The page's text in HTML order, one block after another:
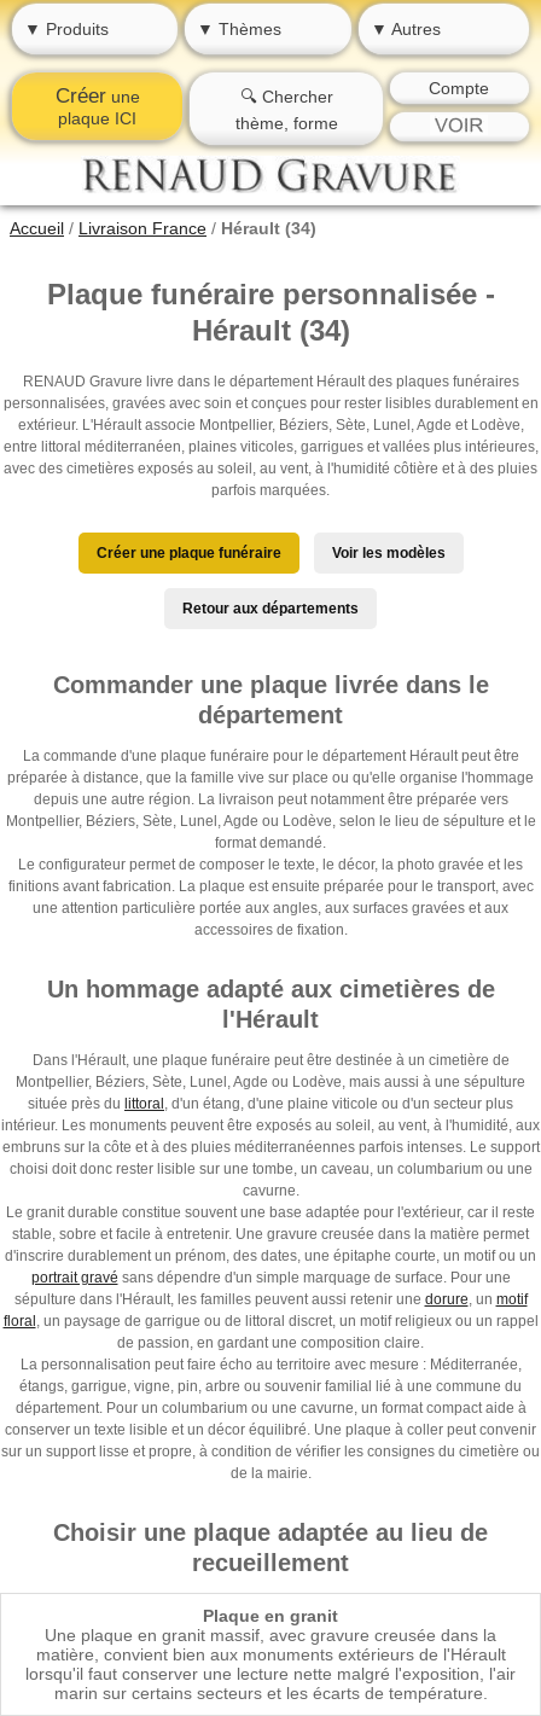
▼ Produits ▼ Thèmes ▼ Autres
Créerune
plaque ICI
🔍 Chercher
thème, forme
Compte
Accueil / Livraison France / Hérault (34)
Plaque funéraire personnalisée -
Hérault (34)
RENAUD Gravure livre dans le département Hérault des plaques funéraires
personnalisées, gravées avec soin et conçues pour rester lisibles durablement en
extérieur. L'Hérault associe Montpellier, Béziers, Sète, Lunel, Agde et Lodève,
entre littoral méditerranéen, plaines viticoles, garrigues et vallées plus intérieures,
avec des cimetières exposés au soleil, au vent, à l'humidité côtière et à des pluies
parfois marquées.
Créer une plaque funéraire Voir les modèles
Retour aux départements
Commander une plaque livrée dans le
département
La commande d'une plaque funéraire pour le département Hérault peut être
préparée à distance, que la famille vive sur place ou qu'elle organise l'hommage
depuis une autre région. La livraison peut notamment être préparée vers
Montpellier, Béziers, Sète, Lunel, Agde ou Lodève, selon le lieu de sépulture et le
format demandé.
Le configurateur permet de composer le texte, le décor, la photo gravée et les
finitions avant fabrication. La plaque est ensuite préparée pour le transport, avec
une attention particulière portée aux angles, aux surfaces gravées et aux
accessoires de fixation.
Un hommage adapté aux cimetières de
l'Hérault
Dans l'Hérault, une plaque funéraire peut être destinée à un cimetière de
Montpellier, Béziers, Sète, Lunel, Agde ou Lodève, mais aussi à une sépulture
située près du littoral , d'un étang, d'une plaine viticole ou d'un secteur plus
intérieur. Les monuments peuvent être exposés au soleil, au vent, à l'humidité, aux
embruns sur la côte et à des pluies méditerranéennes parfois intenses. Le support
choisi doit donc rester lisible sur une tombe, un caveau, un columbarium ou une
cavurne.
Le granit durable constitue souvent une base adaptée pour l'extérieur, car il reste
stable, sobre et facile à entretenir. Une gravure creusée dans la matière permet
d'inscrire durablement un prénom, des dates, une épitaphe courte, un motif ou un
portrait gravé sans dépendre d'un simple marquage de surface. Pour une
sépulture dans l'Hérault, les familles peuvent aussi retenir une dorure, un motif
floral , un paysage de garrigue ou de littoral discret, un motif religieux ou un rappel
de passion, en gardant une composition claire.
La personnalisation peut faire écho au territoire avec mesure : Méditerranée,
étangs, garrigue, vigne, pin, arbre ou souvenir familial lié à une commune du
département. Pour un columbarium ou une cavurne, un format compact aide à
conserver un texte lisible et un décor équilibré. Une plaque à coller peut convenir
sur un support lisse et propre, à condition de vérifier les consignes du cimetière ou
de la mairie.
Choisir une plaque adaptée au lieu de
recueillement
Plaque en granit
Une plaque en granit massif, avec gravure creusée dans la
matière, convient bien aux monuments extérieurs de l'Hérault
lorsqu'il faut conserver une lecture nette malgré l'exposition, l'air
marin sur certains secteurs et les écarts de température.